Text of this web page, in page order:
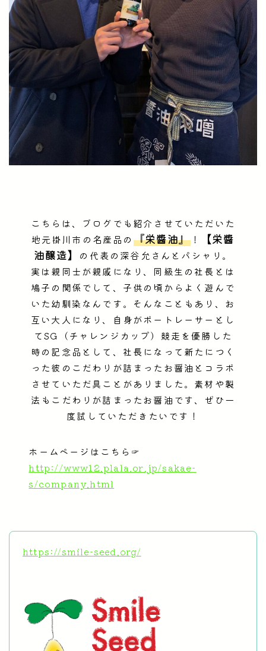
こちらは、ブログでも紹介させていただいた
地元掛川市の名産品の 『栄醬油』！
【栄醬
油醸造】
の代表の深谷允さんとパシャリ。
実は親同士が親戚になり、同級生の社長とは
鳩子の関係でして、子供の頃からよく遊んで
いた幼馴染なんです。そんなこともあり、お
互い大人になり、自身がボートレーサーとし
てSG（チャレンジカップ）競走を優勝した
時の記念品として、社長になって新たにつく
った彼のこだわりが詰まったお醤油とコラボ
させていただ具ことがありました。素材や製
法もこだわりが詰まったお醤油です、ぜひ一
度試していただきたいです！
ホームページはこちら☞
http://www12.plala.or.jp/sakae-
s/company.html
https://smile-seed.org/